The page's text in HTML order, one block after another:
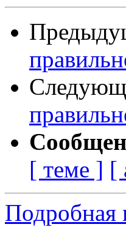
[ теме ] [
Подробная